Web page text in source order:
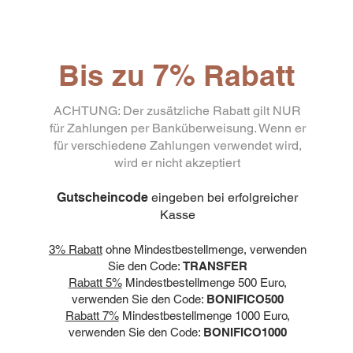
Bis zu 7% Rabatt
ACHTUNG: Der zusätzliche Rabatt gilt NUR
für Zahlungen per Banküberweisung. Wenn er
für verschiedene Zahlungen verwendet wird,
wird er nicht akzeptiert
Gutscheincode eingeben bei erfolgreicher
Kasse
3% Rabattohne Mindestbestellmenge, verwenden
Sie den Code: TRANSFER
Rabatt 5%Mindestbestellmenge 500 Euro,
verwenden Sie den Code: BONIFICO500
Rabatt 7%Mindestbestellmenge 1000 Euro,
verwenden Sie den Code: BONIFICO1000